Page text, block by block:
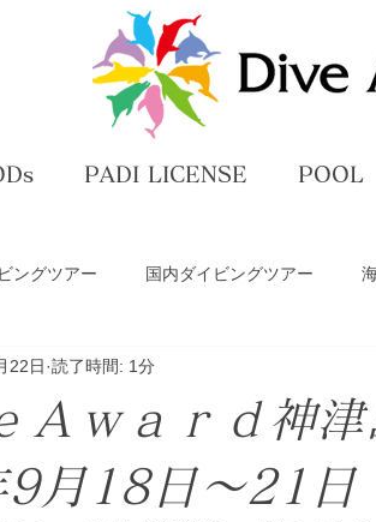
PADI LICENSE POOL
ングツアー 国内ダイビングツアー
ンペ ダイビングライセンス講習
ング
Ａｗａｒｄ神
月18日～21日
22日 読了時間: 1分